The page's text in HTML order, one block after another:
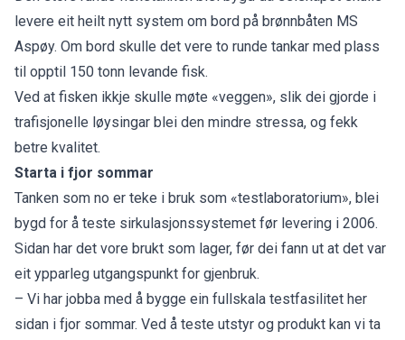
levere eit heilt nytt system om bord på brønnbåten MS
Aspøy. Om bord skulle det vere to runde tankar med plass
til opptil 150 tonn levande fisk.
Ved at fisken ikkje skulle møte «veggen», slik dei gjorde i
trafisjonelle løysingar blei den mindre stressa, og fekk
betre kvalitet.
Starta i fjor sommar
Tanken som no er teke i bruk som «testlaboratorium», blei
bygd for å teste sirkulasjonssystemet før levering i 2006.
Sidan har det vore brukt som lager, før dei fann ut at det var
eit ypparleg utgangspunkt for gjenbruk.
– Vi har jobba med å bygge ein fullskala testfasilitet her
sidan i fjor sommar. Ved å teste utstyr og produkt kan vi ta